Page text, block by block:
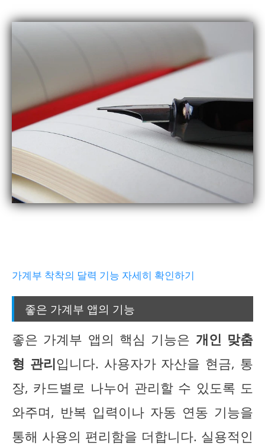
가계부 착착의 달력 기능 자세히 확인하기
좋은 가계부 앱의 기능
좋은 가계부 앱의 핵심 기능은 개인 맞춤
형 관리입니다. 사용자가 자산을 현금, 통
장, 카드별로 나누어 관리할 수 있도록 도
와주며, 반복 입력이나 자동 연동 기능을
통해 사용의 편리함을 더합니다. 실용적인